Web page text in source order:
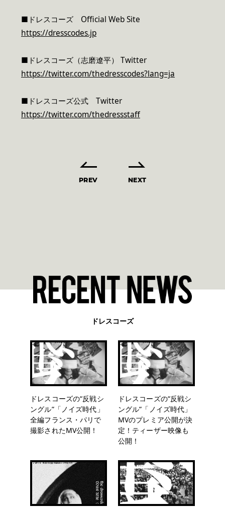
■ドレスコーズ Official Web Site
https://dresscodes.jp
■ドレスコーズ（志磨遼平） Twitter
https://twitter.com/thedresscodes?lang=ja
■ドレスコーズ公式 Twitter
https://twitter.com/thedressstaff
PREV NEXT
ドレスコーズ
ドレスコーズの“反戦シ
ングル”「ノイズ時代」
全編フランス・パリで
撮影されたMV公開！
ドレスコーズの“反戦シ
ングル”「ノイズ時代」
MVのプレミア公開が決
定！ティーザー映像も
公開！